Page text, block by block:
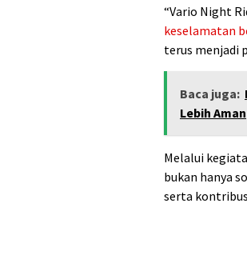
“Vario Night
keselamatan
terus menjadi
Baca juga:
Lebih Aman
Melalui
bukan hanya
serta